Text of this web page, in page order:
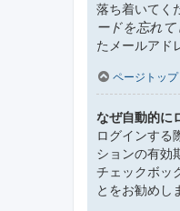
落ち着いてく
ードを忘れ
たメールアド
ページトップ
なぜ自動的に
ログインする
ションの有効
チェックボッ
とをお勧めし